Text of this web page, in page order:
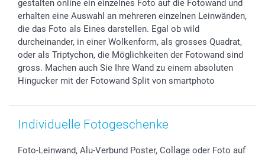
Investor Relations
B2B smartbusiness
Widerrufsrecht
Geburtstag
Geburt
Zu allen Anlässen
Anmelden /Registrieren
Sitemap
Status der Bestellung
smartfriends
smartgarantie
gestalten online ein einzelnes Foto auf die Fotowand und
erhalten eine Auswahl an mehreren einzelnen Leinwänden,
die das Foto als Eines darstellen. Egal ob wild
durcheinander, in einer Wolkenform, als grosses Quadrat,
oder als Triptychon, die Möglichkeiten der Fotowand sind
gross. Machen auch Sie Ihre Wand zu einem absoluten
Hingucker mit der Fotowand Split von smartphoto
Individuelle Fotogeschenke
Foto-Leinwand, Alu-Verbund Poster, Collage oder Foto auf